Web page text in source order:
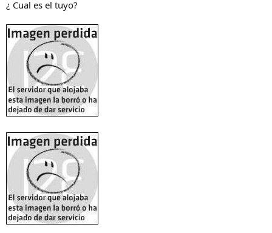
l
h
i
l
i
o
¿ Cual es el tuyo?